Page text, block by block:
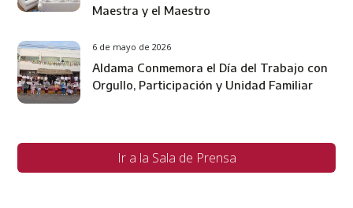
Maestra y el Maestro
6 de mayo de 2026
Aldama Conmemora el Día del Trabajo con
Orgullo, Participación y Unidad Familiar
Ir a la Sala de Prensa